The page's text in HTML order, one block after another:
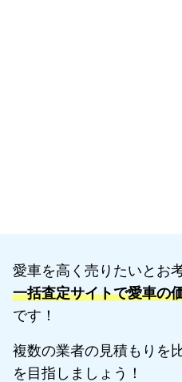
愛車を高く売りたいとお
一括査定サイトで愛車の
です！
複数の業者の見積もりを
を目指しましょう！